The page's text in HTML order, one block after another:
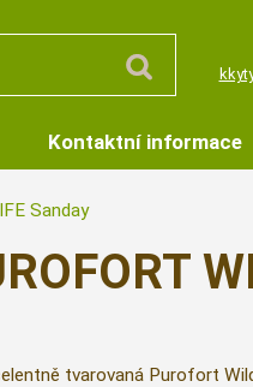
Kontaktní informace
Sanday
tvarovaná Purofort